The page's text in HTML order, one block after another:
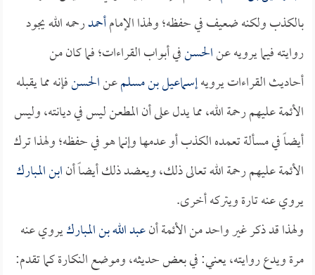
بالكذب ولكنه ضعيف في حفظه؛ ولهذا الإمامأحمدرحمه الله يجود
روايته فيما يرويه عنالحسنفي أبواب القراءات؛ فما كان من
أحاديث القراءات يرويهإسماعيل بن مسلمعنالحسنفإنه مما يقبله
الأئمة عليهم رحمة الله، مما يدل على أن المطعن ليس في ديانته، وليس
أيضاً في مسألة تعمده الكذب أو عدمها وإنما هو في حفظه؛ ولهذا ترك
الأئمة عليهم رحمة الله تعالى ذلك، ويعضد ذلك أيضاً أنابن المبارك
يروي عنه تارة ويتركه أخرى.
ولهذا قد ذكر غير واحد من الأئمة أنعبد الله بن المباركيروي عنه
مرة ويدع روايته، يعني: في بعض حديثه، وموضع النكارة كما تقدم: